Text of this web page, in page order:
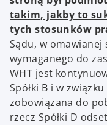
takim, jakby to
tych stosunków
Sądu, w
wymaganego do
WHT jest
Spółki B i w
zobowiązana do
rzecz Spółki D